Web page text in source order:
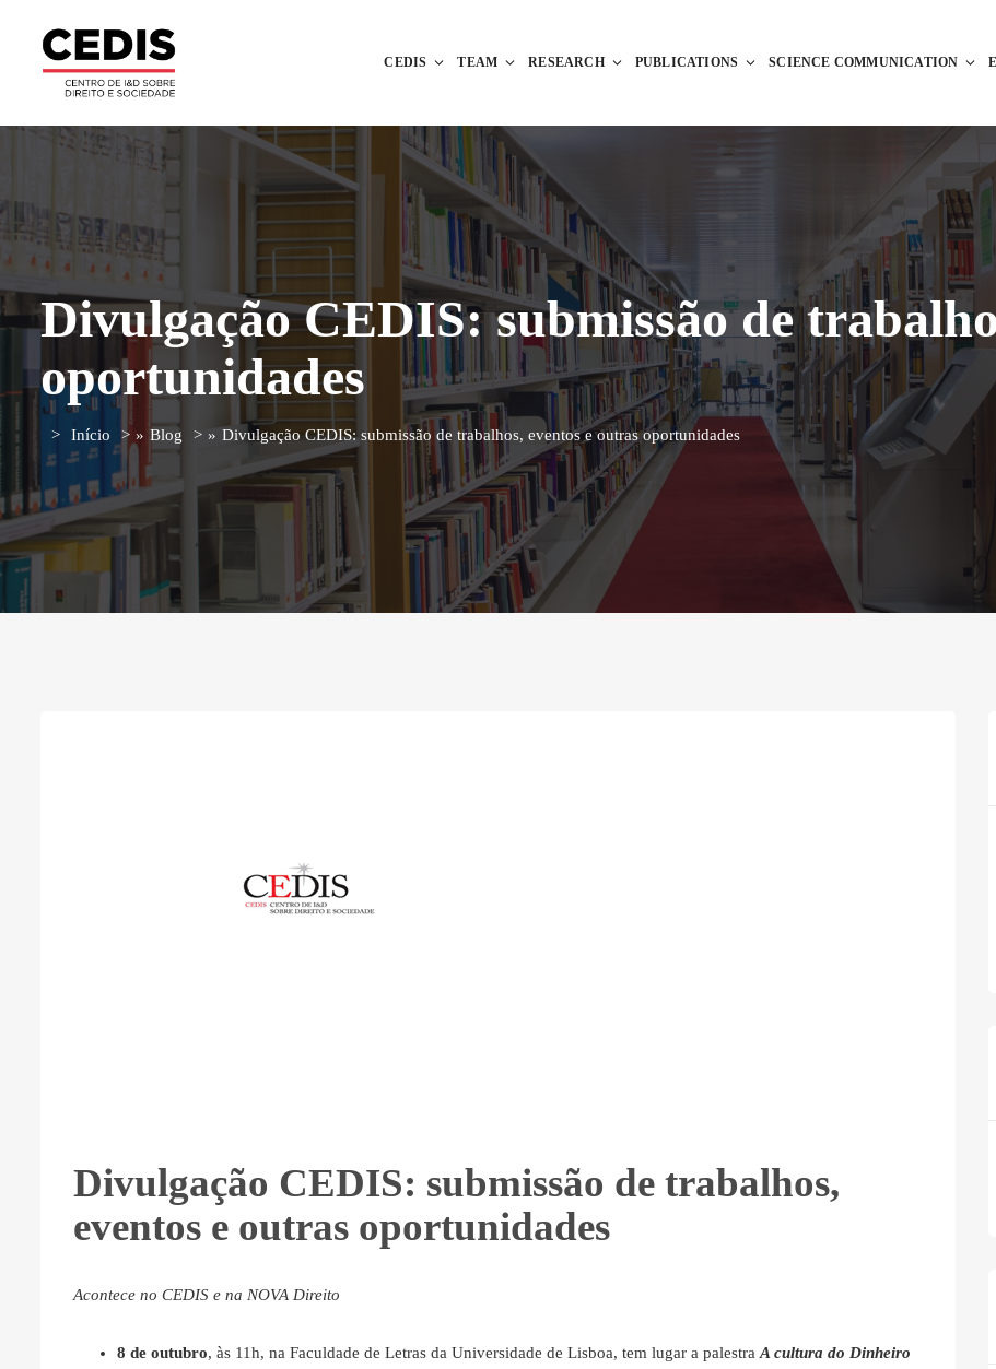
CEDIS TEAM RESEARCH PUBLICATIONS SCIENCE COMMUNICATION
Divulgação CEDIS: submissão de
oportunidades
Início » Blog » Divulgação CEDIS: submissão de trabalhos, eventos e outras oportunidades
Divulgação CEDIS: submissão de trabalhos,
eventos e outras oportunidades
Acontece no CEDIS e na NOVA Direito
8 de outubro, às 11h, na Faculdade de Letras da Universidade de Lisboa, tem lugar a palestra A cultura do Dinheiro